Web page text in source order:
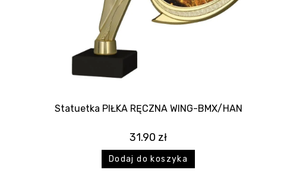
Statuetka PIŁKA RĘCZNA WING-BMX/HAN
31.90 zł
Dodaj do koszyka